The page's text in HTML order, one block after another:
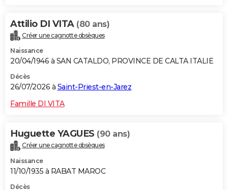
Attilio DI VITA (80 ans)
Créer une cagnotte obsèques
Naissance
20/04/1946 à SAN CATALDO, PROVINCE DE CALTA ITALIE
Décès
26/07/2026 à Saint-Priest-en-Jarez
Famille DI VITA
Huguette YAGUES (90 ans)
Créer une cagnotte obsèques
Naissance
11/10/1935 à RABAT MAROC
Décès